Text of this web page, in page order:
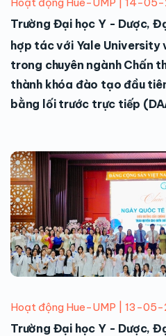
Trường Đại học Y - Dược,
hợp tác với Yale University
trong chuyên ngành Chấn
thành khóa đào tạo đầu
bằng lối trước trực tiếp
Hoạt động Hue-UMP | 13-
Trường Đại học Y - Dược,